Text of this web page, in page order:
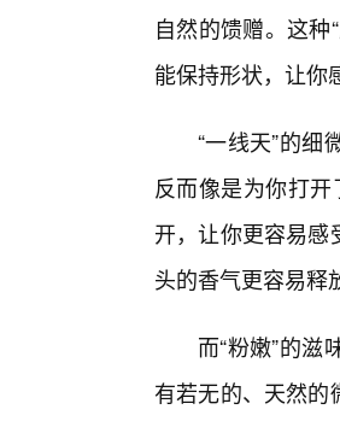
自然的馈赠。这
能保持形状，让你
“一线天”的细
反而像是为你打
开，让你更容易
头的香气更容易释
而“粉嫩”的
有若无的、天然